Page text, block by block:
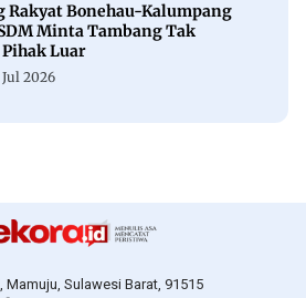
Rakyat Bonehau-Kalumpang
Minta Tambang Tak
Luar
Jul 2026
Mamuju, Sulawesi Barat, 91515